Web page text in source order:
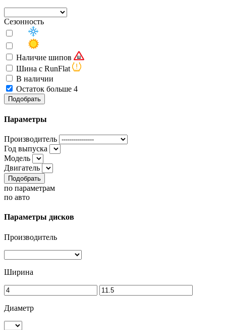
Сезонность
Наличие шипов
Шина с RunFlat
В наличии
Остаток больше 4
Подобрать
Параметры
Производитель
Год выпуска
Модель
Двигатель
Подобрать
по параметрам
по авто
Параметры дисков
Производитель
Ширина
Диаметр